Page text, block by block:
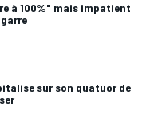
à 100%" mais impatient
sur son quatuor de